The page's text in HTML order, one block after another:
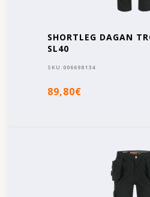
SHORTLEG DAGAN
SL40
SKU: 006698134
89,80€